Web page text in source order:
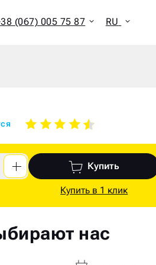
(067) 005 75 87 RU
Купить
Купить в 1 клик
нас